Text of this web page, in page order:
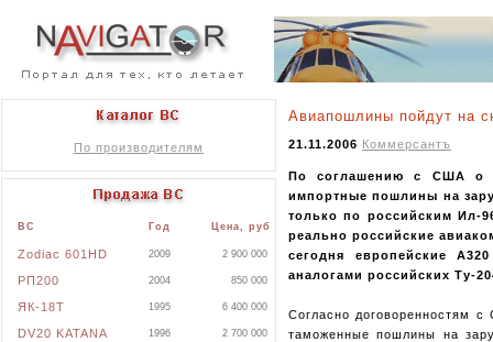
По производителям
ВС Год Цена, руб
Zodiac 601HD 2009 2 900 000
РП200 2004 850 000
ЯК-18Т 1995 6 400 000
DV20 KATANA 1996 2 700 000
Авиапошлины пойдут на
21.11.2006 Коммерсантъ
По соглашению с США о
импортные пошлины на
только по российским Ил-
реально российские
сегодня европейские
аналогами российских Ту-
Согласно договоренностям
таможенные пошлины на